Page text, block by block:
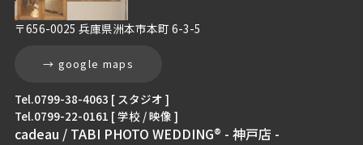
〒656-0025 兵庫県洲本市本町 6-3-5
→ google maps
Tel.0799-38-4063 [ スタジオ ]
Tel.0799-22-0161 [ 学校 / 映像 ]
cadeau / TABI PHOTO WEDDING® - 神戸店 -